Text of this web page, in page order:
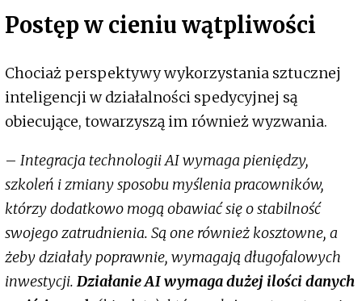
Postęp w cieniu wątpliwości
Chociaż perspektywy wykorzystania sztucznej
inteligencji w działalności spedycyjnej są
obiecujące, towarzyszą im również wyzwania.
– Integracja technologii AI wymaga pieniędzy,
szkoleń i zmiany sposobu myślenia pracowników,
którzy dodatkowo mogą obawiać się o stabilność
swojego zatrudnienia. Są one również kosztowne, a
żeby działały poprawnie, wymagają długofalowych
inwestycji. Działanie AI wymaga dużej ilości danych